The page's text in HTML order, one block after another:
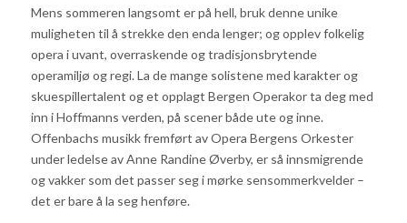
Mens sommeren langsomt er på hell, bruk denne unike
muligheten til å strekke den enda lenger; og opplev folkelig
opera i uvant, overraskende og tradisjonsbrytende
operamiljø og regi. La de mange solistene med karakter og
skuespillertalent og et opplagt Bergen Operakor ta deg med
inn i Hoffmanns verden, på scener både ute og inne.
Offenbachs musikk fremført av Opera Bergens Orkester
under ledelse av Anne Randine Øverby, er så innsmigrende
og vakker som det passer seg i mørke sensommerkvelder –
det er bare å la seg henføre.